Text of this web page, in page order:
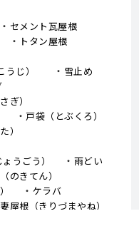
セメント瓦屋根
トタン屋根
うじ）
雪止め
ぎ）
戸袋（とぶくろ）
）
うごう）
雨どい
のきてん）
ケラバ
屋根（きりづまやね）